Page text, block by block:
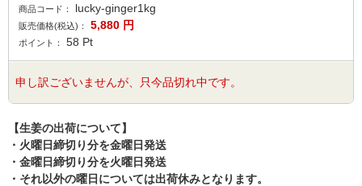
商品コード： lucky-ginger1kg
販売価格(税込)： 5,880 円
ポイント： 58 Pt
申し訳ございませんが、只今品切れ中です。
【生姜の出荷について】
・火曜日締切り分を金曜日発送
・金曜日締切り分を火曜日発送
・それ以外の曜日については出荷休みとなります。